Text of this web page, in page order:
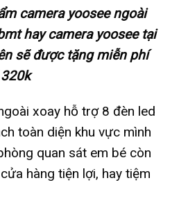
camera yoosee ngoài
hay camera yoosee tại
sẽ được tặng miễn phí
xoay hỗ trợ 8 đèn led
toàn diện khu vực mình
quan sát em bé còn
hàng tiện lợi, hay tiệm